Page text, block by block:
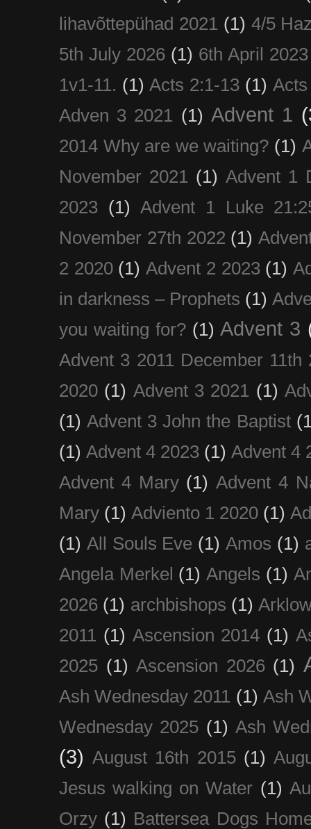
lihavõttepühad 2021 (1) 4/5
5th July 2026 (1) 6th April 2023
1v1-11. (1) Acts 2:1-13 (1)
Adven 3 2021 (1) Advent 1
2014 Why are we waiting? (1)
November 2021 (1) Advent 1
2023 (1) Advent 1 Luke
November 27th 2022 (1)
2 2020 (1) Advent 2 2023 (1)
in darkness – Prophets (1)
you waiting for? (1) Advent 3
Advent 3 2011 December 11th
2020 (1) Advent 3 2021 (1)
(1) Advent 3 John the Baptist
(1) Advent 4 2023 (1) Advent 4
Advent 4 Mary (1) Advent 4
Mary (1) Adviento 1 2020 (1)
(1) All Souls Eve (1) Amos (1)
Angela Merkel (1) Angels (1)
2026 (1) archbishops (1)
2011 (1) Ascension 2014 (1)
2025 (1) Ascension 2026 (1)
Ash Wednesday 2011 (1) Ash
Wednesday 2025 (1) Ash
(3) August 16th 2015 (1)
Jesus walking on Water (1)
Orzy (1) Battersea Dogs